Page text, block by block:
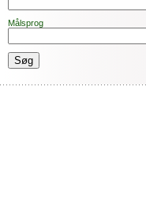
Målsprog